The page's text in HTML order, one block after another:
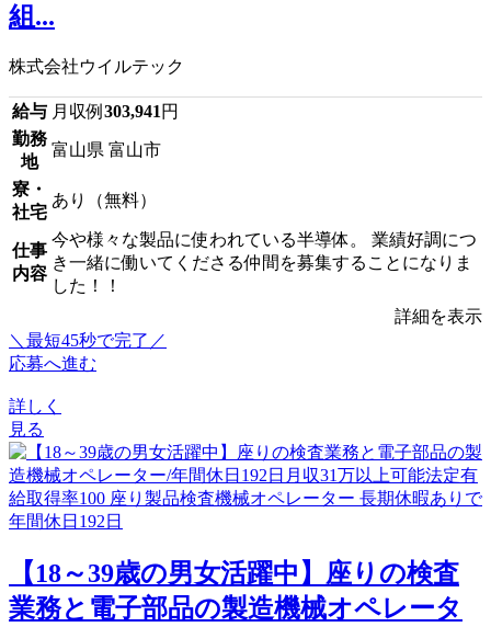
組...
株式会社ウイルテック
給与 月収例 303,941 円
勤務
地
富山県 富山市
寮・
社宅
あり（無料）
仕事
内容
今や様々な製品に使われている半導体。 業績好調につ
き一緒に働いてくださる仲間を募集することになりま
した！！
詳細を表示
＼最短45秒で完了／
応募へ進む
詳しく
見る
【18～39歳の男女活躍中】座りの検査
業務と電子部品の製造機械オペレータ